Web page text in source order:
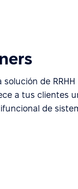
de RRHH
a tus clientes
de